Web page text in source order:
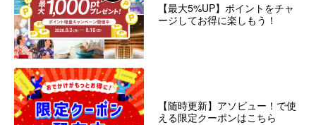
【最大5%UP】ポイントをチャ
ージしてお得に楽しもう！
【随時更新】アソビュー！で使
える限定クーポンはこちら